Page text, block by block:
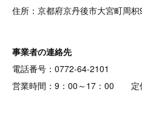
住所：京都府京丹後市大宮町周
事業者の連絡先
電話番号：0772-64-2101
営業時間：9：00～17：00 定